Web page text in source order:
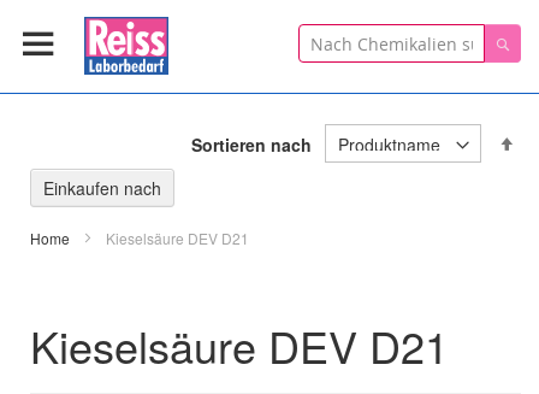
Suche
Home Kieselsäure DEV D21
Kieselsäure DEV D21
Sortieren nach
Einkaufen nach